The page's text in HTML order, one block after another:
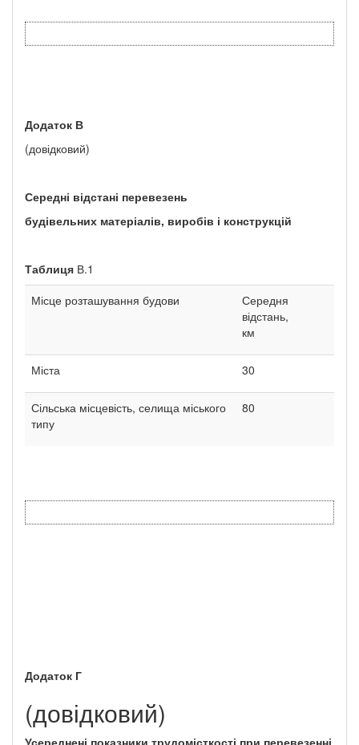
Додаток В
(довідковий)
Середні відстані перевезень
будівельних матеріалів, виробів і конструкцій
Таблиця В.1
Місце розташування будови
Середня
відстань,
км
Міста 30
Сільська місцевість, селища міського
типу
80
Додаток Г
(довідковий)
Усереднені показники трудомісткості при перевезенні